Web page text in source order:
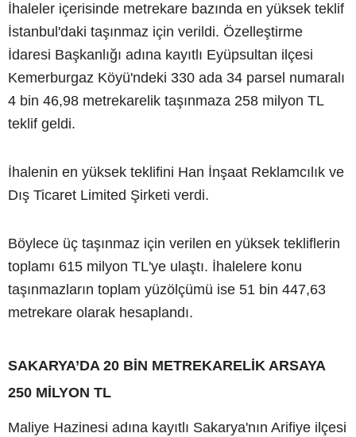
İhaleler içerisinde metrekare bazında en yüksek teklif
İstanbul'daki taşınmaz için verildi. Özelleştirme
İdaresi Başkanlığı adına kayıtlı Eyüpsultan ilçesi
Kemerburgaz Köyü'ndeki 330 ada 34 parsel numaralı
4 bin 46,98 metrekarelik taşınmaza 258 milyon TL
teklif geldi.
İhalenin en yüksek teklifini Han İnşaat Reklamcılık ve
Dış Ticaret Limited Şirketi verdi.
Böylece üç taşınmaz için verilen en yüksek tekliflerin
toplamı 615 milyon TL'ye ulaştı. İhalelere konu
taşınmazların toplam yüzölçümü ise 51 bin 447,63
metrekare olarak hesaplandı.
SAKARYA’DA 20 BİN METREKARELİK ARSAYA
250 MİLYON TL
Maliye Hazinesi adına kayıtlı Sakarya'nın Arifiye ilçesi